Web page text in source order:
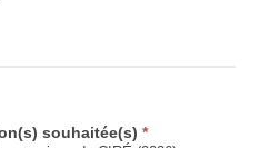
souhaitée(s) *